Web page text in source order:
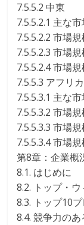
7.5.5.2 中東
7.5.5.2.1 主な
7.5.5.2.2 市場
7.5.5.2.3 市場
7.5.5.2.4 市場
7.5.5.3 アフリカ
7.5.5.3.1 主な
7.5.5.3.2 市場
7.5.5.3.3 市場
7.5.5.3.4 市場
第8章：企業概
8.1. はじめに
8.2. トップ・
8.3. トップ10
8.4. 競争力の